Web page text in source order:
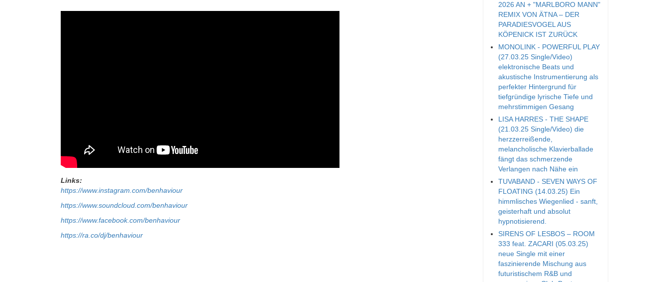
Links:
https://www.instagram.com/benhaviour
https://www.soundcloud.com/benhaviour
https://www.facebook.com/benhaviour
https://ra.co/dj/benhaviour
2026 AN + "MARLBORO MANN"
REMIX VON ÄTNA – DER
PARADIESVOGEL AUS
KÖPENICK IST ZURÜCK
MONOLINK - POWERFUL PLAY
(27.03.25 Single/Video)
elektronische Beats und
akustische Instrumentierung als
perfekter Hintergrund für
tiefgründige lyrische Tiefe und
mehrstimmigen Gesang
LISA HARRES - THE SHAPE
(21.03.25 Single/Video) die
herzzerreißende,
melancholische Klavierballade
fängt das schmerzende
Verlangen nach Nähe ein
TUVABAND - SEVEN WAYS OF
FLOATING (14.03.25) Ein
himmlisches Wiegenlied - sanft,
geisterhaft und absolut
hypnotisierend.
SIRENS OF LESBOS – ROOM
333 feat. ZACARI (05.03.25)
neue Single mit einer
faszinierende Mischung aus
futuristischem R&B und